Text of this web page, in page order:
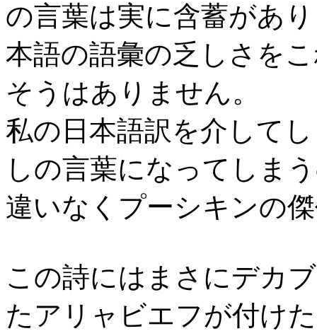
の言葉は実に含蓄があ
本語の語彙の乏しさを
そうはありません。
私の日本語訳を介して
しの言葉になってしま
違いなくプーシキンの
この詩にはまさにデカ
たアリャビエフが付け